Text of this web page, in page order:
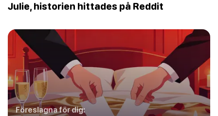
Julie, historien hittades på Reddit
Föreslagna för dig: